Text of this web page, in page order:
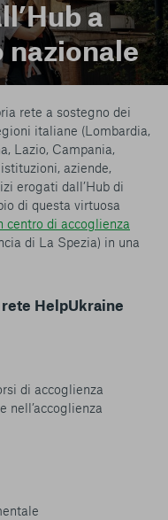
a
nazionale
rete a sostegno dei
italiane (Lombardia,
Lazio, Campania,
aziende,
erogati dall’Hub di
di questa virtuosa
centro di accoglienza
di La Spezia) in una
HelpUkraine
di accoglienza
nell’accoglienza